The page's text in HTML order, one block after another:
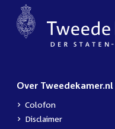
Over Tweedekamer.nl
Colofon
Disclaimer